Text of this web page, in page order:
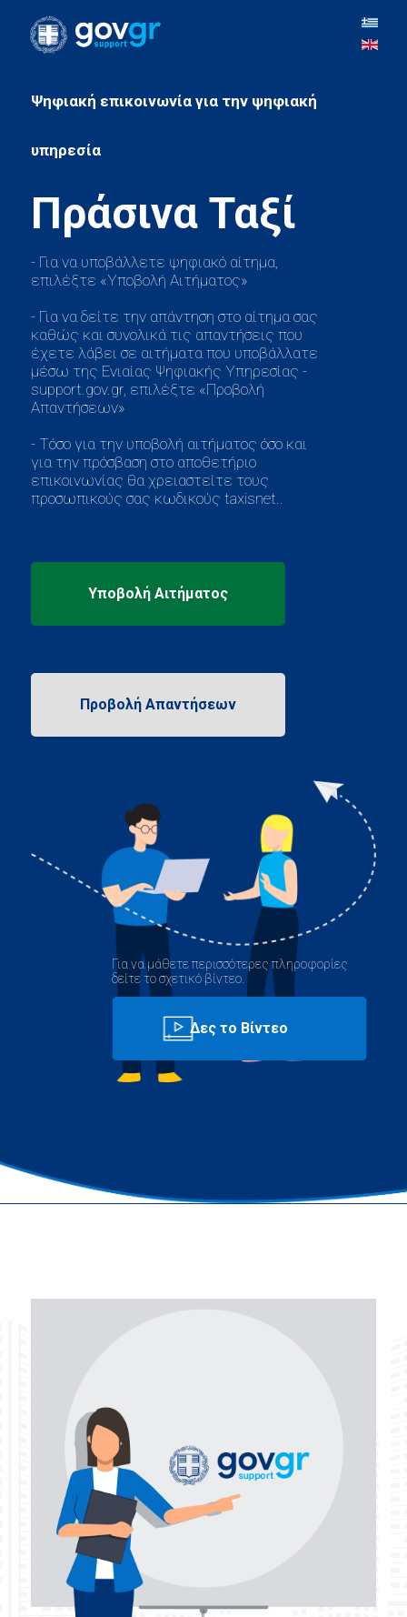
Ψηφιακή επικοινωνία για την ψηφιακή
- Για να υποβάλλετε ψηφιακό αίτημα,
επιλέξτε «Υποβολή Αιτήματος»
- Για να δείτε την απάντηση στο αίτημα σας
καθώς και συνολικά τις απαντήσεις που
έχετε λάβει σε αιτήματα που υποβάλλατε
μέσω της Ενιαίας Ψηφιακής Υπηρεσίας -
support.gov.gr, επιλέξτε «Προβολή
Απαντήσεων»
- Τόσο για την υποβολή αιτήματος όσο και
για την πρόσβαση στο αποθετήριο
επικοινωνίας θα χρειαστείτε τους
προσωπικούς σας κωδικούς taxisnet..
Για να μάθετε περισσότερες πληροφορίες
δείτε το σχετικό βίντεο.